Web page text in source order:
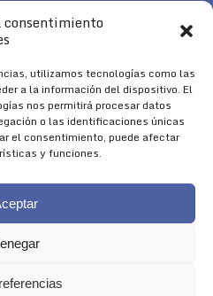
consentimiento
utilizamos tecnologías como las
a la información del dispositivo. El
nos permitirá procesar datos
o las identificaciones únicas
el consentimiento, puede afectar
y funciones.